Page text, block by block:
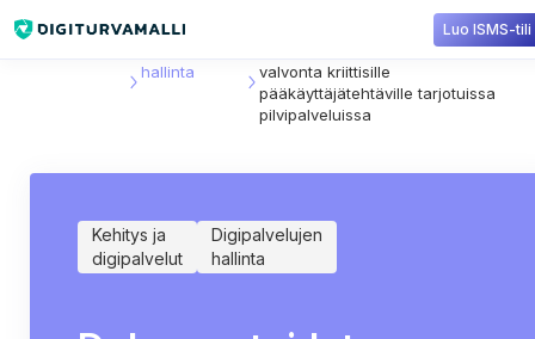
Luo ISMS-tili
hallinta
Dokumentoidut toimintatavat ja
valvonta kriittisille
pääkäyttäjätehtäville tarjotuissa
pilvipalveluissa
Kehitys ja
digipalvelut
Digipalvelujen
hallinta